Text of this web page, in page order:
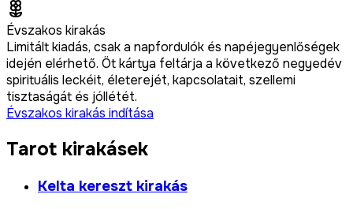
Évszakos kirakás
Limitált kiadás, csak a napfordulók és napéjegyenlőségek
idején elérhető. Öt kártya feltárja a következő negyedév
spirituális leckéit, életerejét, kapcsolatait, szellemi
tisztaságát és jóllétét.
Évszakos kirakás indítása
Tarot kirakásek
Kelta kereszt kirakás